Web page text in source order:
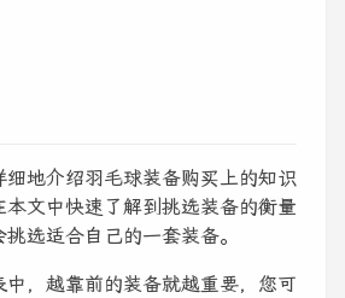
地介绍羽毛球装备购买上的知识
文中快速了解到挑选装备的衡量
选适合自己的一套装备。
，越靠前的装备就越重要，您可